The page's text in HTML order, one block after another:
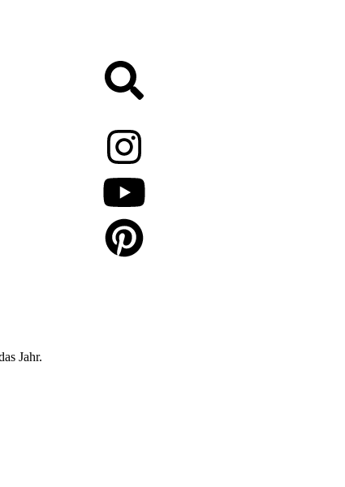
Jahr.